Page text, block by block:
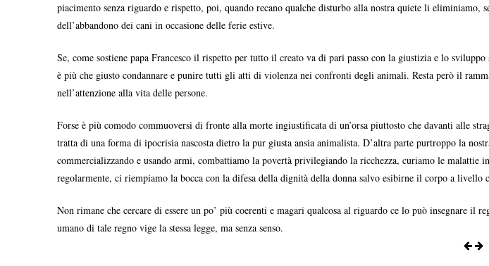
piacimento senza riguardo e rispetto, poi, quando recano qualche disturbo alla nostra quiete li
dell’abbandono dei cani in occasione delle ferie estive.
Se, come sostiene papa Francesco il rispetto per tutto il creato va di pari passo con la giustizia e lo
è più che giusto condannare e punire tutti gli atti di violenza nei confronti degli animali. Resta però il
nell’attenzione alla vita delle persone.
Forse è più comodo commuoversi di fronte alla morte ingiustificata di un’orsa piuttosto che davanti alle
tratta di una forma di ipocrisia nascosta dietro la pur giusta ansia animalista. D’altra parte purtroppo la
commercializzando e usando armi, combattiamo la povertà privilegiando la ricchezza, curiamo le malattie
regolarmente, ci riempiamo la bocca con la difesa della dignità della donna salvo esibirne il corpo a livello
Non rimane che cercare di essere un po’ più coerenti e magari qualcosa al riguardo ce lo può insegnare il
umano di tale regno vige la stessa legge, ma senza senso.